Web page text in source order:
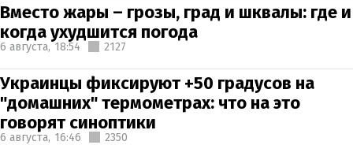
Вместо жары – грозы, град и шквалы: где и
когда ухудшится погода
6 августа, 18:54 2127
Украинцы фиксируют +50 градусов на
"домашних" термометрах: что на это
говорят синоптики
6 августа, 16:46 2350